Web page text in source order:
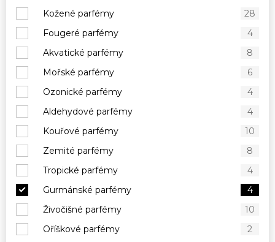
Kožené parfémy
28
Fougeré parfémy
4
Akvatické parfémy
8
Mořské parfémy
6
Ozonické parfémy
4
Aldehydové parfémy
4
Kouřové parfémy
10
Zemité parfémy
8
Tropické parfémy
4
Gurmánské parfémy
4
Živočišné parfémy
10
Oříškové parfémy
2